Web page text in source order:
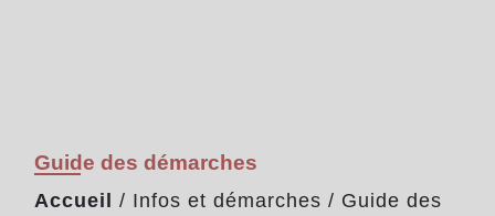
Guide des démarches
Accueil / Infos et démarches / Guide des